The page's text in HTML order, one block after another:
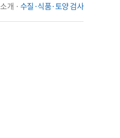
개 · 수질·식품·토양 검사